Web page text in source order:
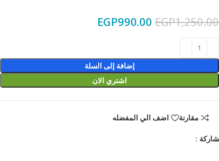
EGP1,250.00
EGP990.00
إضافة إلى السلة
اشتري الان
مقارنة اضف الي المفضله
: